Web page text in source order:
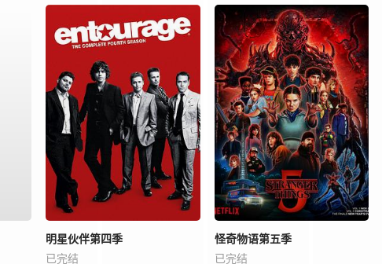
明星伙伴第四季
已完结
怪奇物语第五季
已完结